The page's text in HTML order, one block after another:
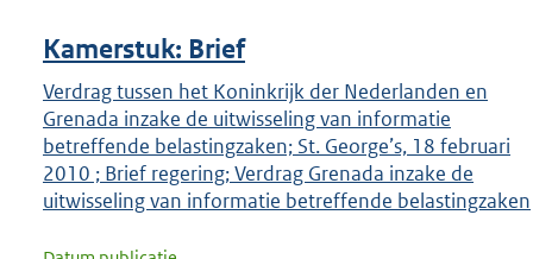
uw
keuze
te
bevestigen.
Kamerstuk: Brief
Verdrag tussen het Koninkrijk der Nederlanden en
Grenada inzake de uitwisseling van informatie
betreffende belastingzaken; St. George’s, 18 februari
2010 ; Brief regering; Verdrag Grenada inzake de
uitwisseling van informatie betreffende belastingzaken